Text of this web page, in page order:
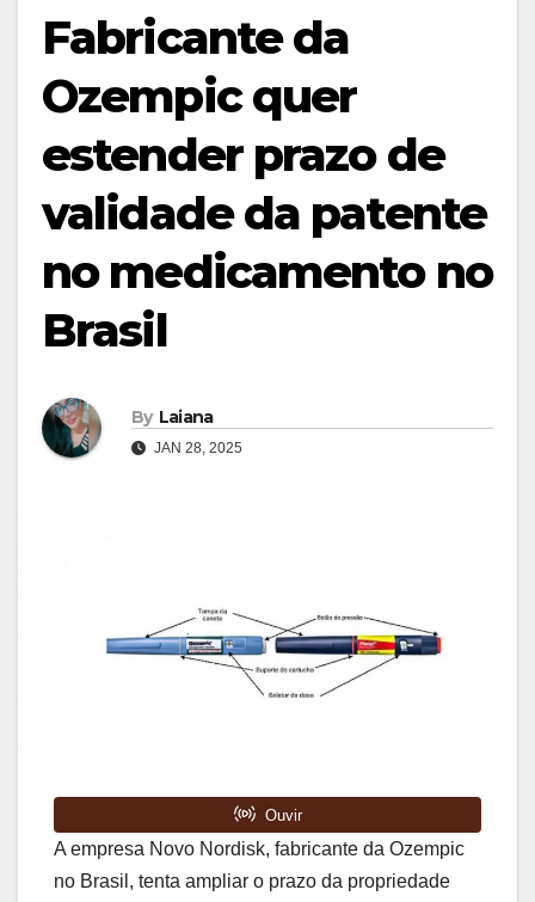
Fabricante da
Ozempic quer
estender prazo de
validade da patente
no medicamento no
Brasil
By Laiana
JAN 28, 2025
A empresa Novo Nordisk, fabricante da Ozempic
no Brasil, tenta ampliar o prazo da propriedade